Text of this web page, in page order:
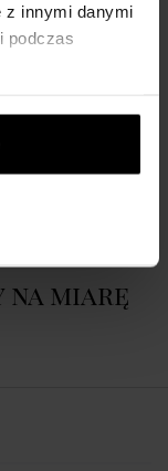
z innymi danymi
podczas
miarę